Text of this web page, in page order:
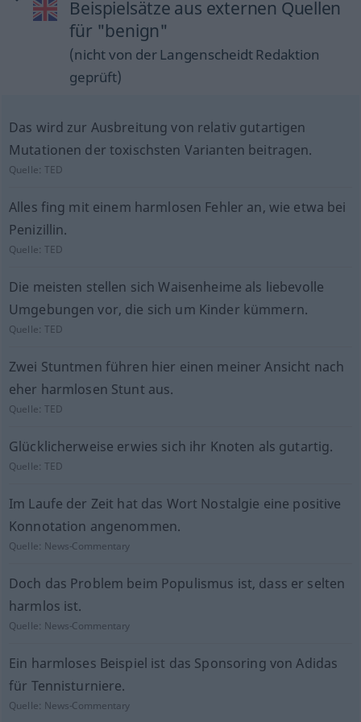
Beispielsätze aus externen Quellen
für "benign"
(nicht von der Langenscheidt Redaktion
geprüft)
Das wird zur Ausbreitung von relativ gutartigen
Mutationen der toxischsten Varianten beitragen.
Quelle:TED
Alles fing mit einem harmlosen Fehler an, wie etwa bei
Penizillin.
Quelle:TED
Die meisten stellen sich Waisenheime als liebevolle
Umgebungen vor, die sich um Kinder kümmern.
Quelle:TED
Zwei Stuntmen führen hier einen meiner Ansicht nach
eher harmlosen Stunt aus.
Quelle:TED
Glücklicherweise erwies sich ihr Knoten als gutartig.
Quelle:TED
Im Laufe der Zeit hat das Wort Nostalgie eine positive
Konnotation angenommen.
Quelle: News-Commentary
Doch das Problem beim Populismus ist, dass er selten
harmlos ist.
Quelle: News-Commentary
Ein harmloses Beispiel ist das Sponsoring von Adidas
für Tennisturniere.
Quelle: News-Commentary